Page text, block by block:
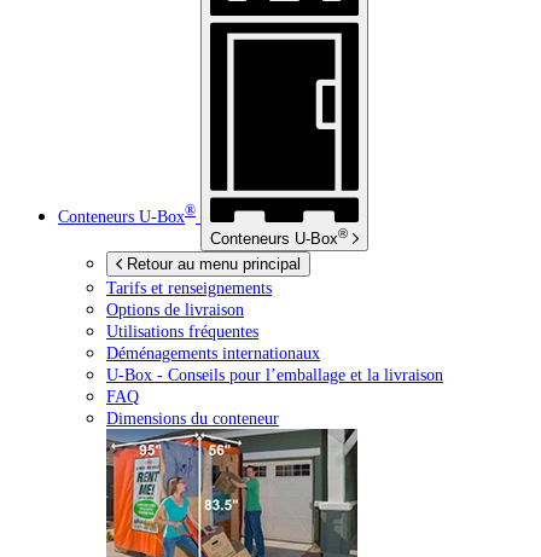
Conteneurs U-Box®
Conteneurs U-Box®
Retour au menu principal
Tarifs et renseignements
Options de livraison
Utilisations fréquentes
Déménagements internationaux
U-Box - Conseils pour l’emballage et la livraison
FAQ
Dimensions du conteneur